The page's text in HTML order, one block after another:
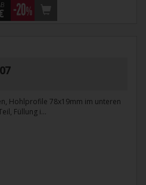
Hohlprofile 78x19mm im unteren
Füllung i...